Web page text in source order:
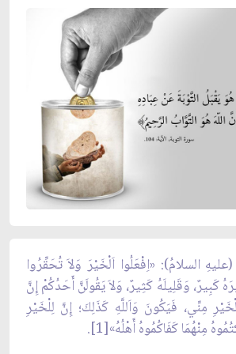
السلامُ): «اِفْعَلُوا اَلْخَيْرَ وَلاَ تُحَقِّرُوا
كَبِيرٌ، وَقَلِيلَهُ كَثِيرٌ، وَلاَ يَقُولَنَّ أَحَدُكُمْ إِنَّ
مِنِّي، فَيَكُونَ وَاَللَّهِ كَذَلِكَ؛ إِنَّ لِلْخَيْرِ
مِنْهُمَا كَفَاكُمُوهُ أَهْلُهُ»[1].